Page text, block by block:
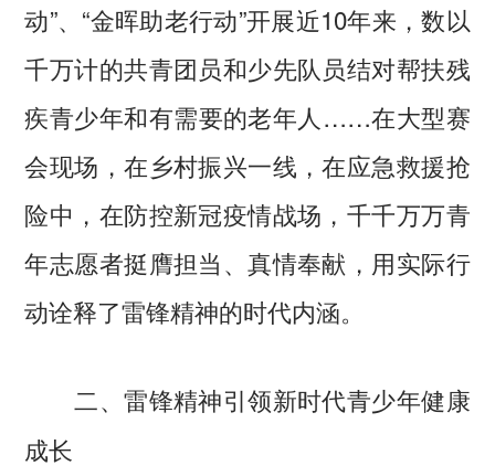
动”、“金晖助老行动”开展近10年来，数以
千万计的共青团员和少先队员结对帮扶残
疾青少年和有需要的老年人……在大型赛
会现场，在乡村振兴一线，在应急救援抢
险中，在防控新冠疫情战场，千千万万青
年志愿者挺膺担当、真情奉献，用实际行
动诠释了雷锋精神的时代内涵。
二、雷锋精神引领新时代青少年健康
成长